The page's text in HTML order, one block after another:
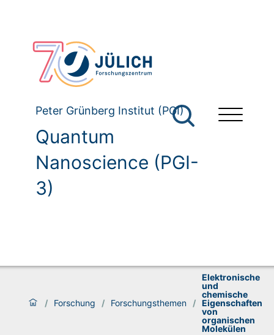
Peter Grünberg Institut (PGI)
Quantum
Nanoscience (PGI-
3)
/ Forschung / Forschungsthemen /
Elektronische
und
chemische
Eigenschaften
von
organischen
Molekülen